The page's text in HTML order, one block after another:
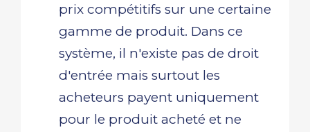
prix compétitifs sur une certaine
gamme de produit. Dans ce
système, il n'existe pas de droit
d'entrée mais surtout les
acheteurs payent uniquement
pour le produit acheté et ne